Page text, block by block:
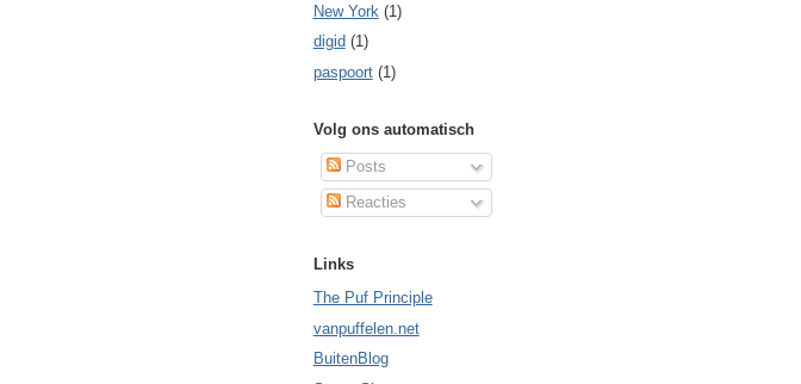
New York (1)
digid (1)
paspoort (1)
Volg ons automatisch
Posts
Reacties
Links
The Puf Principle
vanpuffelen.net
BuitenBlog